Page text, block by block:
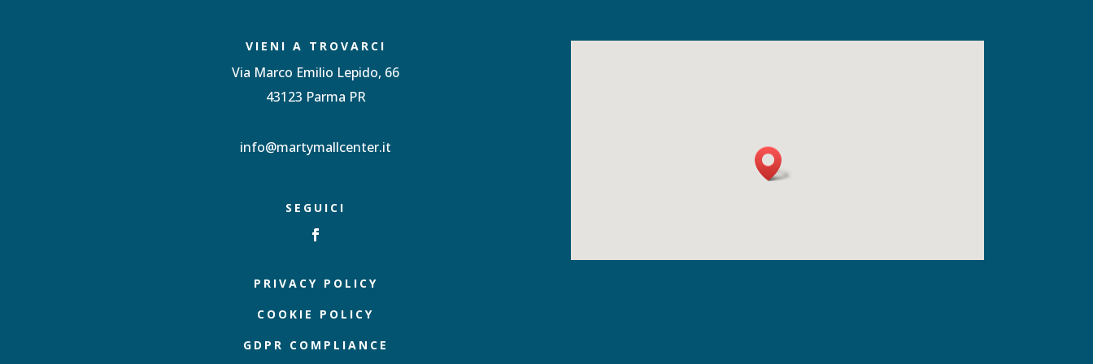
VIENI A TROVARCI
Via Marco Emilio Lepido, 66
43123 Parma PR
info@martymallcenter.it
SEGUICI
PRIVACY POLICY
COOKIE POLICY
GDPR COMPLIANCE